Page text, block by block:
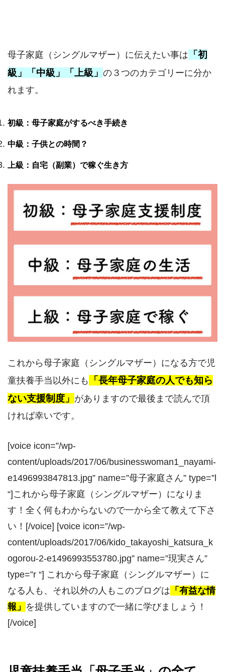
母子家庭（シングルマザー）に伝えたい事は 「初
級」「中級」「上級」 の３つのカテゴリーに分か
れます。
初級：母子家庭がするべき手続き
中級：子供との時間？
上級：自宅（副業）で稼ぐ生き方
これから母子家庭（シングルマザー）になる方で児
童扶養手当以外にも
「長年母子家庭の人でも知ら
ない支援制度」 がありますので最後まで読んで頂
ければ幸いです。
[voice icon=”/wp-
content/uploads/2017/06/businesswoman1_nayami-
e1496993847813.jpg” name=”母子家庭さん” type=”l
“]これから母子家庭（シングルマザー）になりま
す！全く何もわからないので一から全て教えて下さ
い！[/voice] [voice icon=”/wp-
content/uploads/2017/06/kido_takayoshi_katsura_k
ogorou-2-e1496993553780.jpg” name=”現実さん”
type=”r “] これから母子家庭（シングルマザー）に
なる人も、それ以外の人もこのブログは 「有益な情
報」 を提供していますので一緒に学びましょう！
[/voice]